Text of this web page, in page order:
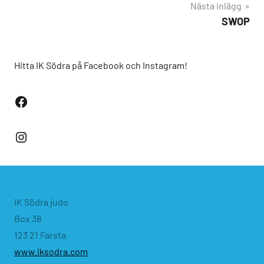
Nästa inlägg
SWOP
Hitta IK Södra på Facebook och Instagram!
Facebook
Instagram
IK Södra judo
Box 38
123 21 Farsta
www.iksodra.com